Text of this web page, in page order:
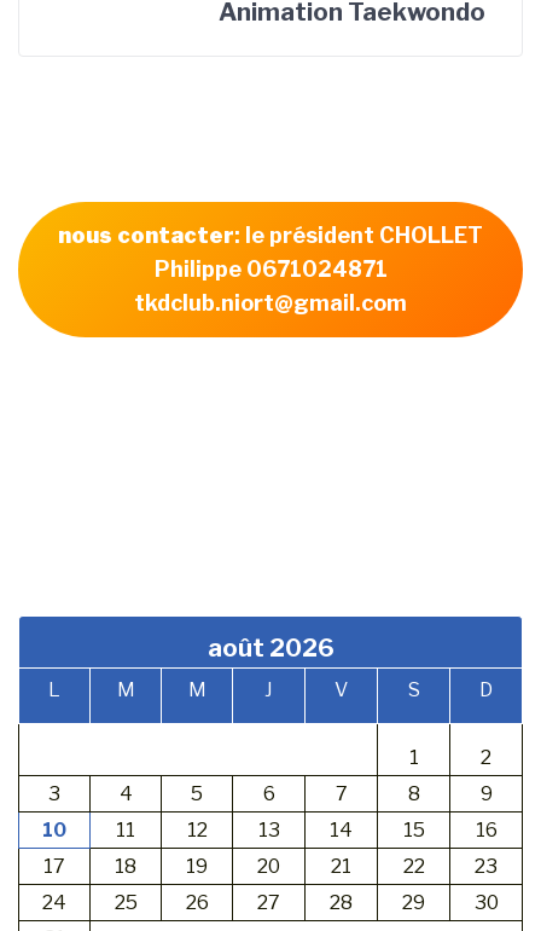
Animation Taekwondo
nous contacter: le président CHOLLET
Philippe 0671024871
tkdclub.niort@gmail.com
août 2026
L M M J V S D
1
2
3
4 5 6 7 8
9
10
11 12 13 14 15
16
17
18 19 20 21 22
23
24
25 26 27 28 29
30